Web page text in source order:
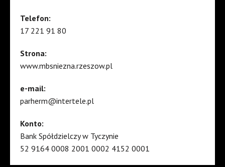
Telefon:
17 221 91 80
Strona:
www.mbsniezna.rzeszow.pl
e-mail:
parherm@intertele.pl
Konto:
Bank Spółdzielczy w Tyczynie
52 9164 0008 2001 0002 4152 0001